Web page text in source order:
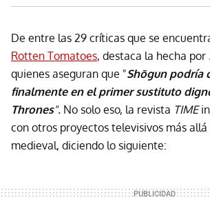
De entre las 29 críticas que se
Rotten Tomatoes, destaca la hecha por
quienes aseguran que "Shōgun podría
finalmente en el primer sustituto
Thrones". No solo eso, la revista TIME
con otros proyectos televisivos más
medieval, diciendo lo siguiente: